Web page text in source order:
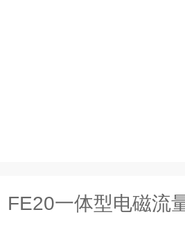
FE20一体型电磁流